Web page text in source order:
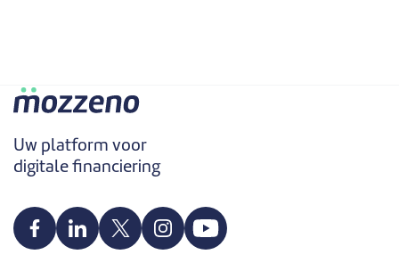
Uw platform voor
digitale financiering